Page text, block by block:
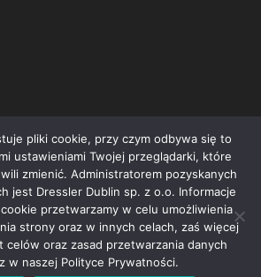
Książki. Wszelkie prawa zastrzeżone
pliki cookie, przy czym odbywa się to
ustawieniami Twojej przeglądarki, które
zmienić. Administratorem pozyskanych
jest Dressler Dublin sp. z o.o. Informacje
przetwarzamy w celu umożliwienia
strony oraz w innych celach, zaś więcej
celów oraz zasad przetwarzania danych
w naszej Polityce Prywatności.